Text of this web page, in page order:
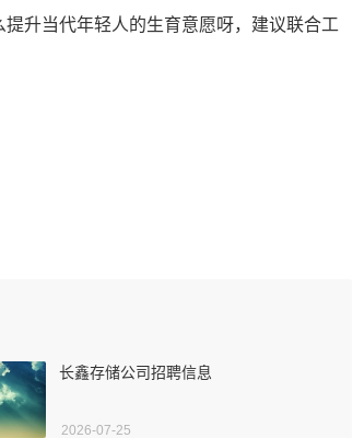
升当代年轻人的生育意愿呀，建议联合工
长鑫存储公司招聘信息
2026-07-25